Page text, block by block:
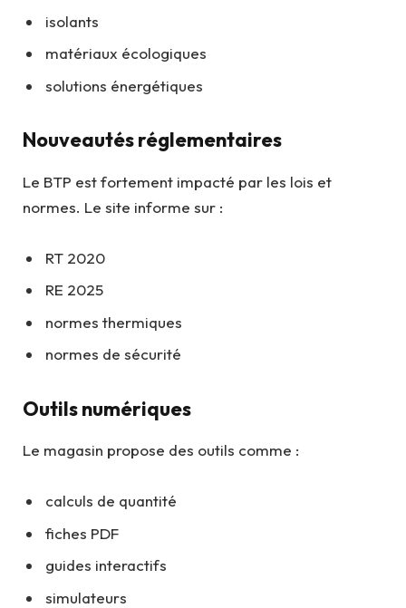
isolants
matériaux écologiques
solutions énergétiques
Nouveautés réglementaires
Le BTP est fortement impacté par les lois et
normes. Le site informe sur :
RT 2020
RE 2025
normes thermiques
normes de sécurité
Outils numériques
Le magasin propose des outils comme :
calculs de quantité
fiches PDF
guides interactifs
simulateurs